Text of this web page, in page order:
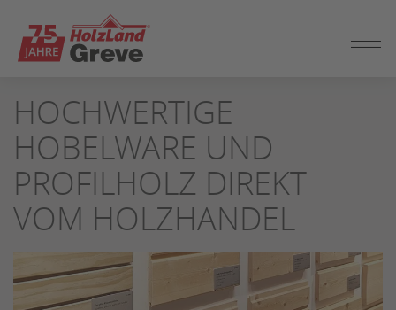
SEITENINHALT
SPRINGEN
HOCHWERTIGE
HOBELWARE UND
PROFILHOLZ DIREKT
VOM HOLZHANDEL